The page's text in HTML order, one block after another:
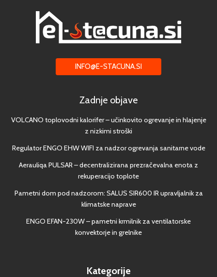
INFO@E-STACUNA.SI
Zadnje objave
VOLCANO toplovodni kalorifer – učinkovito ogrevanje in hlajenje
z nizkimi stroški
Regulator ENGO EHW WIFI za nadzor ogrevanja sanitarne vode
Aerauliqa PULSAR – decentralizirana prezračevalna enota z
rekuperacijo toplote
Pametni dom pod nadzorom: SALUS SIR600 IR upravljalnik za
klimatske naprave
ENGO EFAN-230W – pametni krmilnik za ventilatorske
konvektorje in grelnike
Kategorije